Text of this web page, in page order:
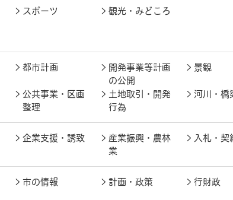
スポーツ 観光・みどころ
都市計画
開発事業等計画
の公開
景観
公共事業・区画
整理
土地取引・開発
行為
河川・橋
企業支援・誘致
産業振興・農林
業
入札・契
市の情報 計画・政策 行財政